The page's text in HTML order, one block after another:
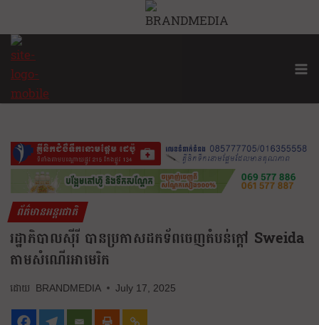
ព័ត៌មានអន្តរជាតិ
រដ្ឋាភិបាលស៊ីរី បានប្រកាសដកទ័ពចេញតំបន់ក្ដៅ Sweida
តាមសំណើរអាមេរិក
BRANDMEDIA July 17, 2025